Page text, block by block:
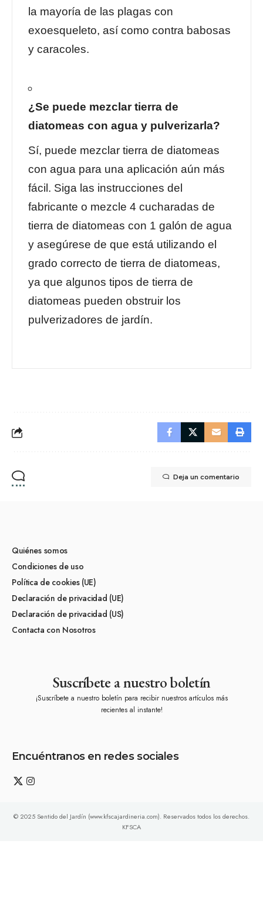
la mayoría de las plagas con
exoesqueleto, así como contra babosas
y caracoles.
¿Se puede mezclar tierra de
diatomeas con agua y pulverizarla?
Sí, puede mezclar tierra de diatomeas
con agua para una aplicación aún más
fácil. Siga las instrucciones del
fabricante o mezcle 4 cucharadas de
tierra de diatomeas con 1 galón de agua
y asegúrese de que está utilizando el
grado correcto de tierra de diatomeas,
ya que algunos tipos de tierra de
diatomeas pueden obstruir los
pulverizadores de jardín.
Deja un comentario
Quiénes somos
Condiciones de uso
Política de cookies (UE)
Declaración de privacidad (UE)
Declaración de privacidad (US)
Contacta con Nosotros
Suscríbete a nuestro boletín
¡Suscríbete a nuestro boletín para recibir nuestros artículos más
recientes al instante!
Encuéntranos en redes sociales
© 2025 Sentido del Jardín (www.kfscajardineria.com). Reservados todos los derechos.
KFSCA